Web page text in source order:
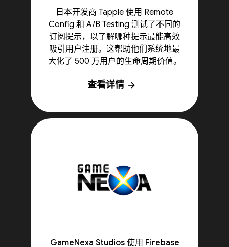
日本开发商 Tapple 使用 Remote
Config 和 A/B Testing 测试了不同的
订阅提示，以了解哪种提示最能高效
吸引用户注册。这帮助他们系统地最
大化了 500 万用户的生命周期价值。
查看详情 arrow_forward
GameNexa Studios 使用 Firebase